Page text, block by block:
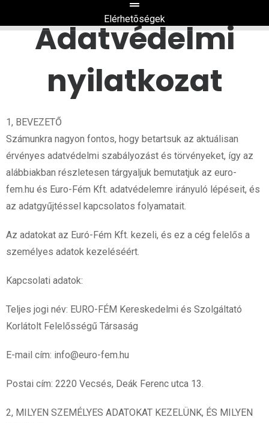
Elérhetõségek
Adatvédelmi
nyilatkozat
1, BEVEZETŐ
Számunkra nagyon fontos, hogy betartsuk az aktuálisan
érvényes adatvédelmi szabályozást és törvényeket, így az
alábbiakban részletesen tárgyaljuk bemutatjuk az euro-
fem.hu és Euro-Fém Kft. adatvédelemre irányuló lépéseit, és
az adatgyűjtéssel kapcsolatos folyamatait.
Az adatokat az Euró-Fém Kft. kezeli, és ez a cég felelős a
személyes adatok kezeléséért.
Kapcsolati adatok:
Teljes jogi név: EURO-FÉM Kereskedelmi és Szolgáltató
Korlátolt Felelősségű Társaság
E-mail cím: info@euro-fem.hu
Postai cím: 2220 Vecsés, Deák Ferenc utca 13.
2, MILYEN SZEMÉLYES ADATOKAT KEZELÜNK, ÉS MILYEN